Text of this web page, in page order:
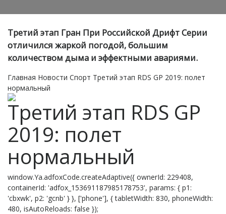
Третий этап Гран При Российской Дрифт Серии
отличился жаркой погодой, большим
количеством дыма и эффектными авариями.
Главная Новости Спорт Третий этап RDS GP 2019: полет
нормальный
Третий этап RDS GP
2019: полет
нормальный
window.Ya.adfoxCode.createAdaptive({ ownerId: 229408,
containerId: 'adfox_153691187985178753', params: { p1:
'cbxwk', p2: 'gcnb' } }, ['phone'], { tabletWidth: 830, phoneWidth:
480, isAutoReloads: false });